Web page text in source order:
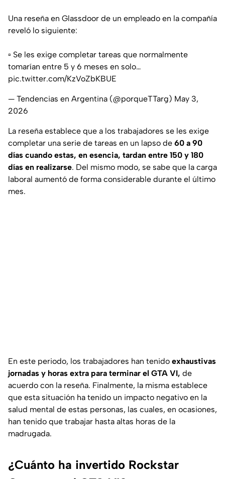
Una reseña en Glassdoor de un empleado en la compañía
reveló lo siguiente:
▫️ Se les exige completar tareas que normalmente
tomarían entre 5 y 6 meses en solo…
pic.twitter.com/KzVoZbKBUE
— Tendencias en Argentina (@porqueTTarg) May 3,
2026
La reseña establece que a los trabajadores se les exige
completar una serie de tareas en un lapso de 60 a 90
días cuando estas, en esencia, tardan entre 150 y 180
días en realizarse. Del mismo modo, se sabe que la carga
laboral aumentó de forma considerable durante el último
mes.
En este periodo, los trabajadores han tenido exhaustivas
jornadas y horas extra para terminar el GTA VI, de
acuerdo con la reseña. Finalmente, la misma establece
que esta situación ha tenido un impacto negativo en la
salud mental de estas personas, las cuales, en ocasiones,
han tenido que trabajar hasta altas horas de la
madrugada.
¿Cuánto ha invertido Rockstar